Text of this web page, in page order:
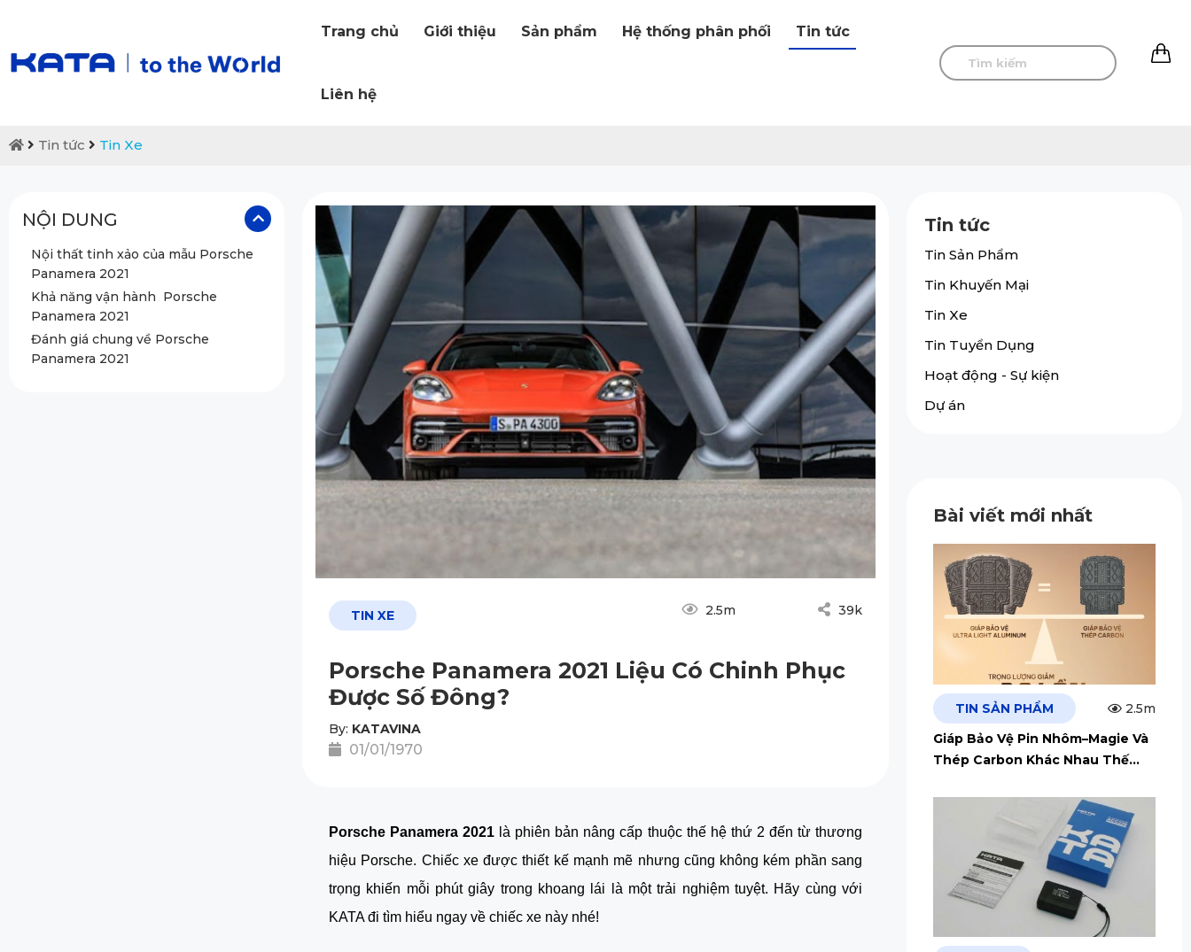
Trang chủ Giới thiệu Sản phẩm Hệ thống phân phối Tin tức
Liên hệ
Tin tức Tin Xe
NỘI DUNG
Nội thất tinh xảo của mẫu Porsche
Panamera 2021
Khả năng vận hành Porsche
Panamera 2021
Đánh giá chung về Porsche
Panamera 2021
TIN XE 2.5m 39k
Porsche Panamera 2021 Liệu Có Chinh Phục
Được Số Đông?
By: KATAVINA
01/01/1970
Porsche Panamera 2021 là phiên bản nâng cấp thuộc thế hệ thứ 2 đến từ thương
hiệu Porsche. Chiếc xe được thiết kế mạnh mẽ nhưng cũng không kém phần sang
trọng khiến mỗi phút giây trong khoang lái là một trải nghiệm tuyệt. Hãy cùng với
KATA đi tìm hiểu ngay về chiếc xe này nhé!
Tin tức
Tin Sản Phẩm
Tin Khuyến Mại
Tin Xe
Tin Tuyển Dụng
Hoạt động - Sự kiện
Dự án
Bài viết mới nhất
TIN SẢN PHẨM
2.5m
Giáp Bảo Vệ Pin Nhôm–Magie Và
Thép Carbon Khác Nhau Thế